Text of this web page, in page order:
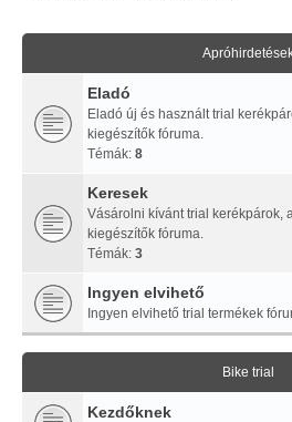
Eladó
Eladó új és használt trial
kiegészítők fóruma.
Témák: 8
Keresek
Vásárolni kívánt trial kerékpárok,
kiegészítők fóruma.
Témák: 3
Ingyen elvihető
Ingyen elvihető trial termékek
Bike trial
Kezdőknek